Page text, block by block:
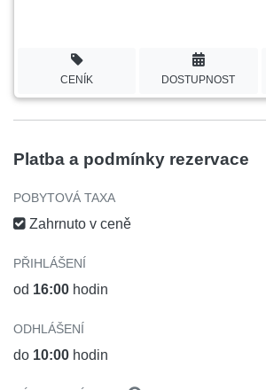
CENÍK DOSTUPNOST
Platba a podmínky rezervace
POBYTOVÁ TAXA
Zahrnuto v ceně
PŘIHLÁŠENÍ
od 16:00 hodin
ODHLÁŠENÍ
do 10:00 hodin